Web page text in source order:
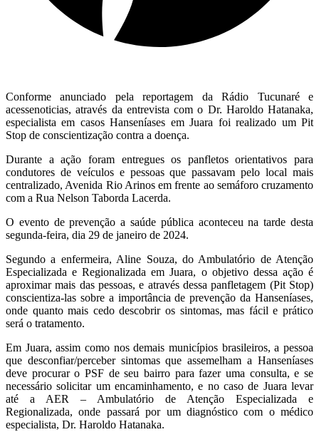
Conforme anunciado pela reportagem da Rádio Tucunaré e
acessenoticias, através da entrevista com o Dr. Haroldo Hatanaka,
especialista em casos Hanseníases em Juara foi realizado um Pit
Stop de conscientização contra a doença.
Durante a ação foram entregues os panfletos orientativos para
condutores de veículos e pessoas que passavam pelo local mais
centralizado, Avenida Rio Arinos em frente ao semáforo cruzamento
com a Rua Nelson Taborda Lacerda.
O evento de prevenção a saúde pública aconteceu na tarde desta
segunda-feira, dia 29 de janeiro de 2024.
Segundo a enfermeira, Aline Souza, do Ambulatório de Atenção
Especializada e Regionalizada em Juara, o objetivo dessa ação é
aproximar mais das pessoas, e através dessa panfletagem (Pit Stop)
conscientiza-las sobre a importância de prevenção da Hanseníases,
onde quanto mais cedo descobrir os sintomas, mas fácil e prático
será o tratamento.
Em Juara, assim como nos demais municípios brasileiros, a pessoa
que desconfiar/perceber sintomas que assemelham a Hanseníases
deve procurar o PSF de seu bairro para fazer uma consulta, e se
necessário solicitar um encaminhamento, e no caso de Juara levar
até a AER – Ambulatório de Atenção Especializada e
Regionalizada, onde passará por um diagnóstico com o médico
especialista, Dr. Haroldo Hatanaka.